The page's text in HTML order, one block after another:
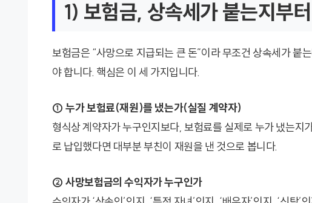
1) 보험금, 상속세가 붙는지부
보험금은 “사망으로 지급되는 큰 돈”이라 무조건 상속세가 붙
야 합니다. 핵심은 이 세 가지입니다.
① 누가 보험료(재원)를 냈는가(실질 계약자)
형식상 계약자가 누구인지보다, 보험료를 실제로 누가 냈는지
로 납입했다면 대부분 부친이 재원을 낸 것으로 봅니다.
② 사망보험금의 수익자가 누구인가